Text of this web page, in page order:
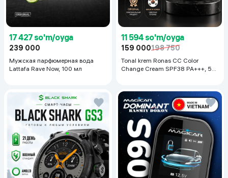
17 427 so'm/oyga
239 000
Мужская парфюмерная вода
Lattafa Rave Now, 100 мл
11 594 so'm/oyga
159 000198 750
Tonal krem Ronas CC Color
Change Cream SPF38 PA+++, 50